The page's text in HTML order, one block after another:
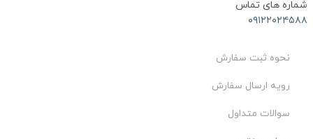
های تماس
نحوه ثبت سفارش
رویه ارسال سفارش
سوالات متداول